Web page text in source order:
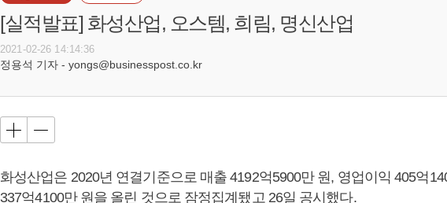
[실적발표] 화성산업, 오스템, 희림, 명신산업
2021-02-26 14:14:36
정용석 기자 - yongs@businesspost.co.kr
화성산업은 2020년 연결기준으로 매출 4192억5900만 원, 영업이익 405억
337억4100만 원을 올린 것으로 잠정집계됐고 26일 공시했다.